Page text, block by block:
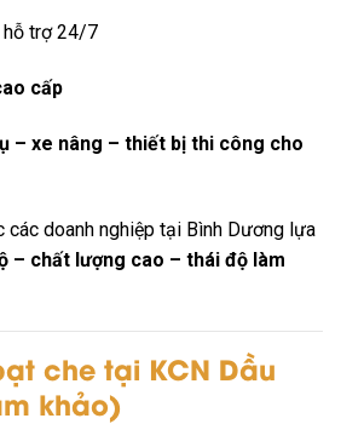
hỗ trợ 24/7
cấp
– xe nâng – thiết bị thi công cho
các doanh nghiệp tại Bình Dương lựa
– chất lượng cao – thái độ làm
che tại KCN Dầu
khảo)